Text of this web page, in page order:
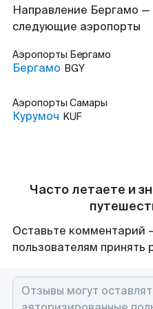
Направление Бергамо
следующие аэропорты
Аэропорты Бергамо
Бергамо BGY
Аэропорты Самары
Курумоч KUF
Часто летаете и
Оставьте комментарий
пользователям принять